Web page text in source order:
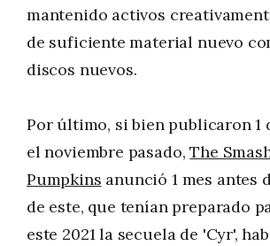
mantenido activos
de suficiente material nuevo
discos nuevos.
Por último, si bien publicaron 1
el noviembre pasado,The
Pumpkins anunció 1 mes antes
de este, que tenían preparado
este 2021 la secuela de 'Cyr',